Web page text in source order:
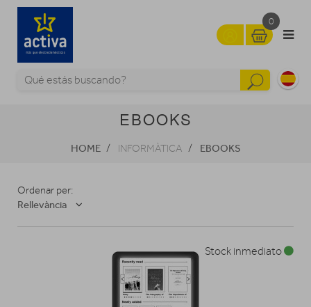
0
EBOOKS
HOME INFORMÀTICA EBOOKS
Ordenar per:
Rellevància
Stock inmediato